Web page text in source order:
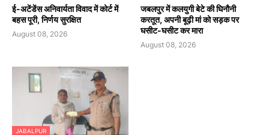
​ई-अटेंडेंस अनिवार्यता विवाद में कोर्ट में
बहस पूरी, निर्णय सुरक्षित
August 08, 2026
जबलपुर में कलयुगी बेटे की घिनौनी
करतूत, अपनी बूढ़ी मां को सड़क पर
घसीट-घसीट कर मारा
August 08, 2026
JABALPUR